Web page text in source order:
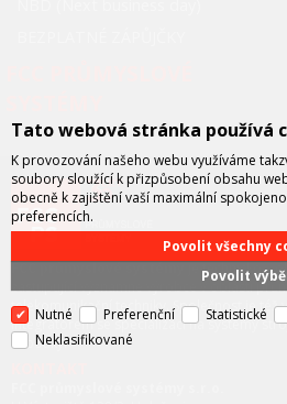
FCC průmyslové systémyje technicko –
zastupující významné výrobce v oblasti
telekomunikační techniky. Společnost je též
integrátorem se specializací na systémy
robotiky.
Tato webová stránka používá
K provozování našeho webu využíváme
soubory sloužící k přizpůsobení obsahu
obecně k zajištění vaší maximální
preferencích.
Povolit
Povolit všechny
Nutné Preferenční Statistické
Neklasifikované